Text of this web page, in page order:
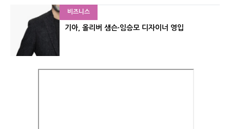
비즈니스
기아, 올리버 샘슨·임승모 디자이너 영입